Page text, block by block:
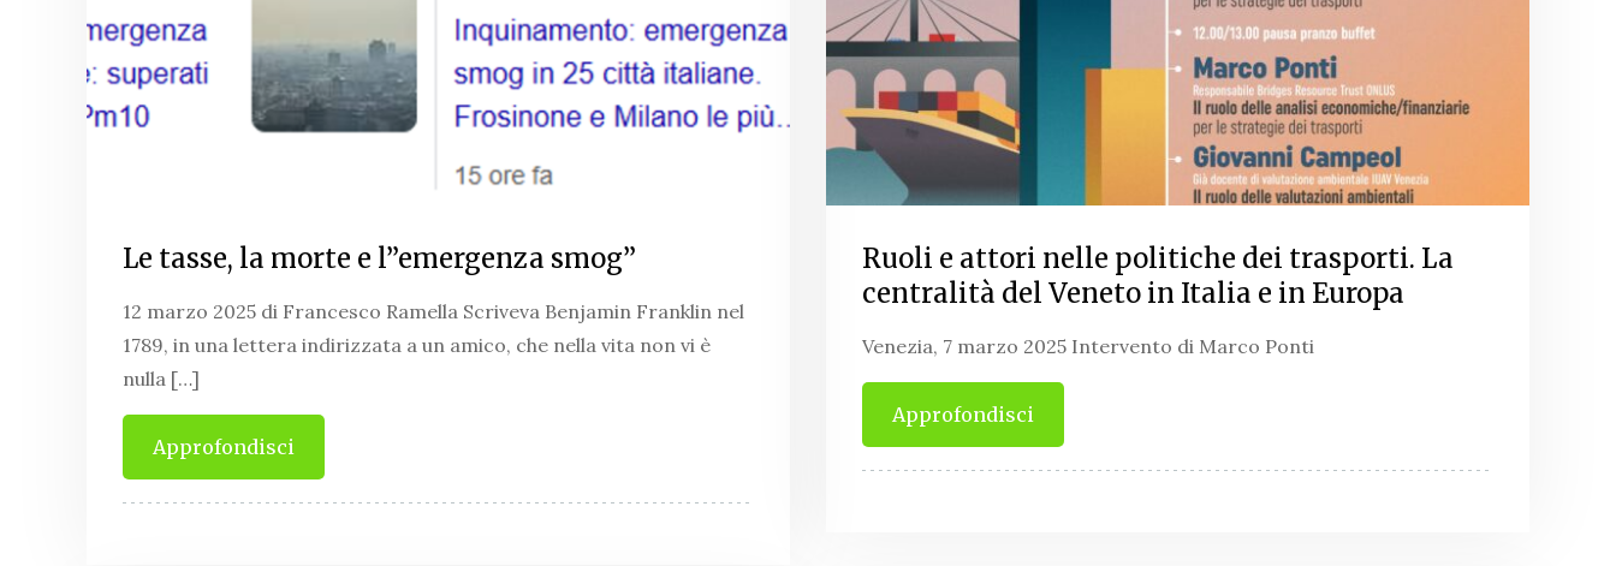
Le tasse, la morte e l”emergenza smog”
12 marzo 2025 di Francesco Ramella Scriveva Benjamin Franklin nel
1789, in una lettera indirizzata a un amico, che nella vita non vi è
nulla […]
Approfondisci
Ruoli e attori nelle politiche dei trasporti. La
centralità del Veneto in Italia e in Europa
Venezia, 7 marzo 2025 Intervento di Marco Ponti
Approfondisci